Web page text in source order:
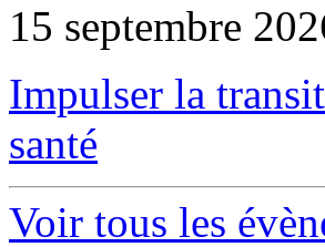
15 septembre
Impulser la
santé
Voir tous les